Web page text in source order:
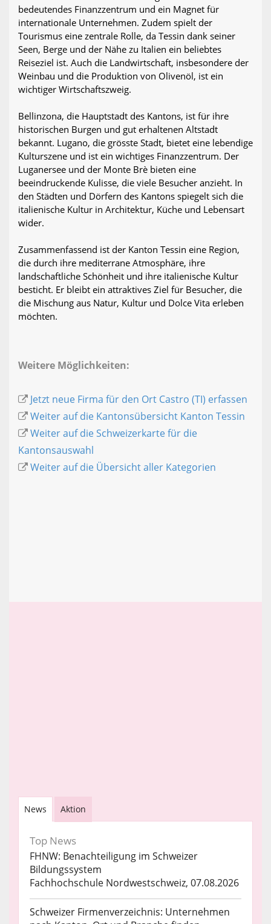
bedeutendes Finanzzentrum und ein Magnet für
internationale Unternehmen. Zudem spielt der
Tourismus eine zentrale Rolle, da Tessin dank seiner
Seen, Berge und der Nähe zu Italien ein beliebtes
Reiseziel ist. Auch die Landwirtschaft, insbesondere der
Weinbau und die Produktion von Olivenöl, ist ein
wichtiger Wirtschaftszweig.
Bellinzona, die Hauptstadt des Kantons, ist für ihre
historischen Burgen und gut erhaltenen Altstadt
bekannt. Lugano, die grösste Stadt, bietet eine lebendige
Kulturszene und ist ein wichtiges Finanzzentrum. Der
Luganersee und der Monte Brè bieten eine
beeindruckende Kulisse, die viele Besucher anzieht. In
den Städten und Dörfern des Kantons spiegelt sich die
italienische Kultur in Architektur, Küche und Lebensart
wider.
Zusammenfassend ist der Kanton Tessin eine Region,
die durch ihre mediterrane Atmosphäre, ihre
landschaftliche Schönheit und ihre italienische Kultur
besticht. Er bleibt ein attraktives Ziel für Besucher, die
die Mischung aus Natur, Kultur und Dolce Vita erleben
möchten.
Weitere Möglichkeiten:
Jetzt neue Firma für den Ort Castro (TI) erfassen
Weiter auf die Kantonsübersicht Kanton Tessin
Weiter auf die Schweizerkarte für die
Kantonsauswahl
Weiter auf die Übersicht aller Kategorien
News Aktion
Top News
FHNW: Benachteiligung im Schweizer
Bildungssystem
Fachhochschule Nordwestschweiz, 07.08.2026
Schweizer Firmenverzeichnis: Unternehmen